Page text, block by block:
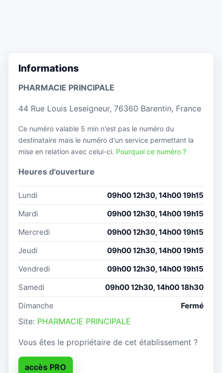
Informations
PHARMACIE PRINCIPALE
44 Rue Louis Leseigneur, 76360 Barentin, France
Ce numéro valable 5 min n'est pas le numéro du
destinataire mais le numéro d'un service permettant la
mise en relation avec celui-ci. Pourquoi ce numéro ?
Heures d'ouverture
Lundi
09h00 12h30, 14h00 19h15
Mardi
09h00 12h30, 14h00 19h15
Mercredi
09h00 12h30, 14h00 19h15
Jeudi
09h00 12h30, 14h00 19h15
Vendredi
09h00 12h30, 14h00 19h15
Samedi
09h00 12h30, 14h00 18h30
Dimanche
Fermé
Site: PHARMACIE PRINCIPALE
Vous êtes le propriétaire de cet établissement ?
accès PRO